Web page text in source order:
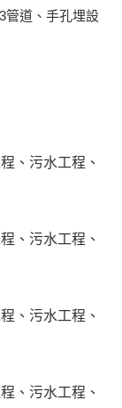
管道、手孔埋設